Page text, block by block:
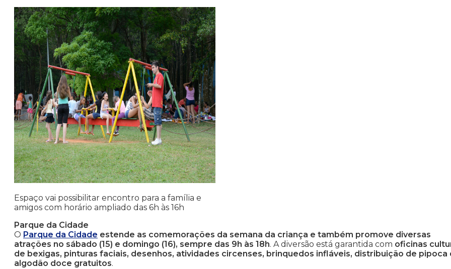
Espaço vai possibilitar encontro para a família e
amigos com horário ampliado das 6h às 16h
Parque da Cidade
O Parque da Cidade estende as comemorações da semana da criança e também promove diversas
atrações no sábado (15) e domingo (16), sempre das 9h às 18h. A diversão está garantida com oficinas
de bexigas, pinturas faciais, desenhos, atividades circenses, brinquedos infláveis, distribuição de pipoca
algodão doce gratuitos.